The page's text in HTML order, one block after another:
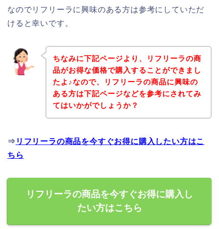
なのでリフリーラに興味のある方は参考にしていただ
けると幸いです。
ちなみに下記ページより、リフリーラの商
品がお得な価格で購入することができまし
たよ♪なので、リフリーラの商品に興味の
ある方は下記ページなどを参考にされてみ
てはいかがでしょうか？
⇒ リフリーラの商品を今すぐお得に購入したい方はこ
ちら
リフリーラの商品を今すぐお得に購入し
たい方はこちら